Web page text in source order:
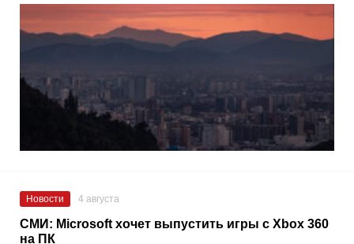
Новости 4 августа
СМИ: Microsoft хочет выпустить игры с Xbox 360
на ПК